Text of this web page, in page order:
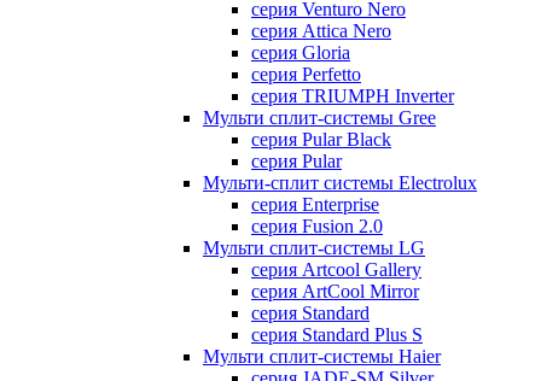
серия Venturo Nero
серия Attica Nero
серия Gloria
серия Perfetto
серия TRIUMPH Inverter
Мульти сплит-системы Gree
серия Pular Black
серия Pular
Мульти-сплит системы Electrolux
серия Enterprise
серия Fusion 2.0
Мульти сплит-системы LG
серия Artcool Gallery
серия ArtCool Mirror
серия Standard
серия Standard Plus S
Мульти сплит-системы Haier